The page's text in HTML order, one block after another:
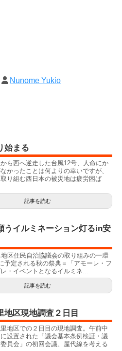
Nunome Yukio
始まる
ら西へ逆走した台風12号、人命にか
かったことは何よりの幸いですが、
り組む西日本の被災地は疲労困ぱ
記事を読む
うイルミネーション灯るin安
区住民自治協議会の取り組みの一環
予定される秋の祭典＝「アモーレ・フ
・イベントとなるイルミネ...
記事を読む
地区現地調査２日目
地区での２日目の現地調査。午前中
設置された「議会基本条例検証・議
員会」の初回会議、屋代線を考える